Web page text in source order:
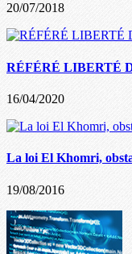
20/07/2018
RÉFÉRÉ LIBERTÉ
16/04/2020
La loi El Khomri,
19/08/2016